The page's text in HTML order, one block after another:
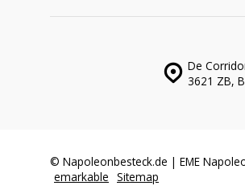
De
3621 ZB,
© Napoleonbesteck.de | EME
emarkable Sitemap